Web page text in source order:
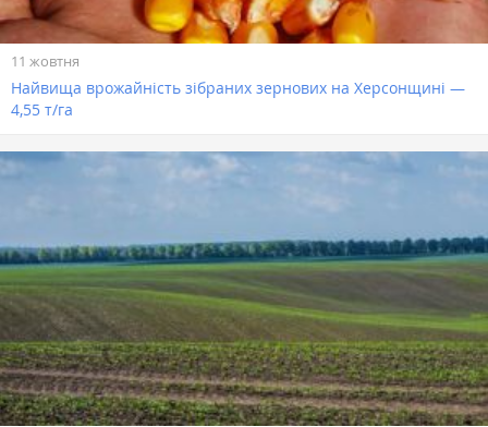
11 жовтня
Найвища врожайність зібраних зернових на Херсонщині —
4,55 т/га